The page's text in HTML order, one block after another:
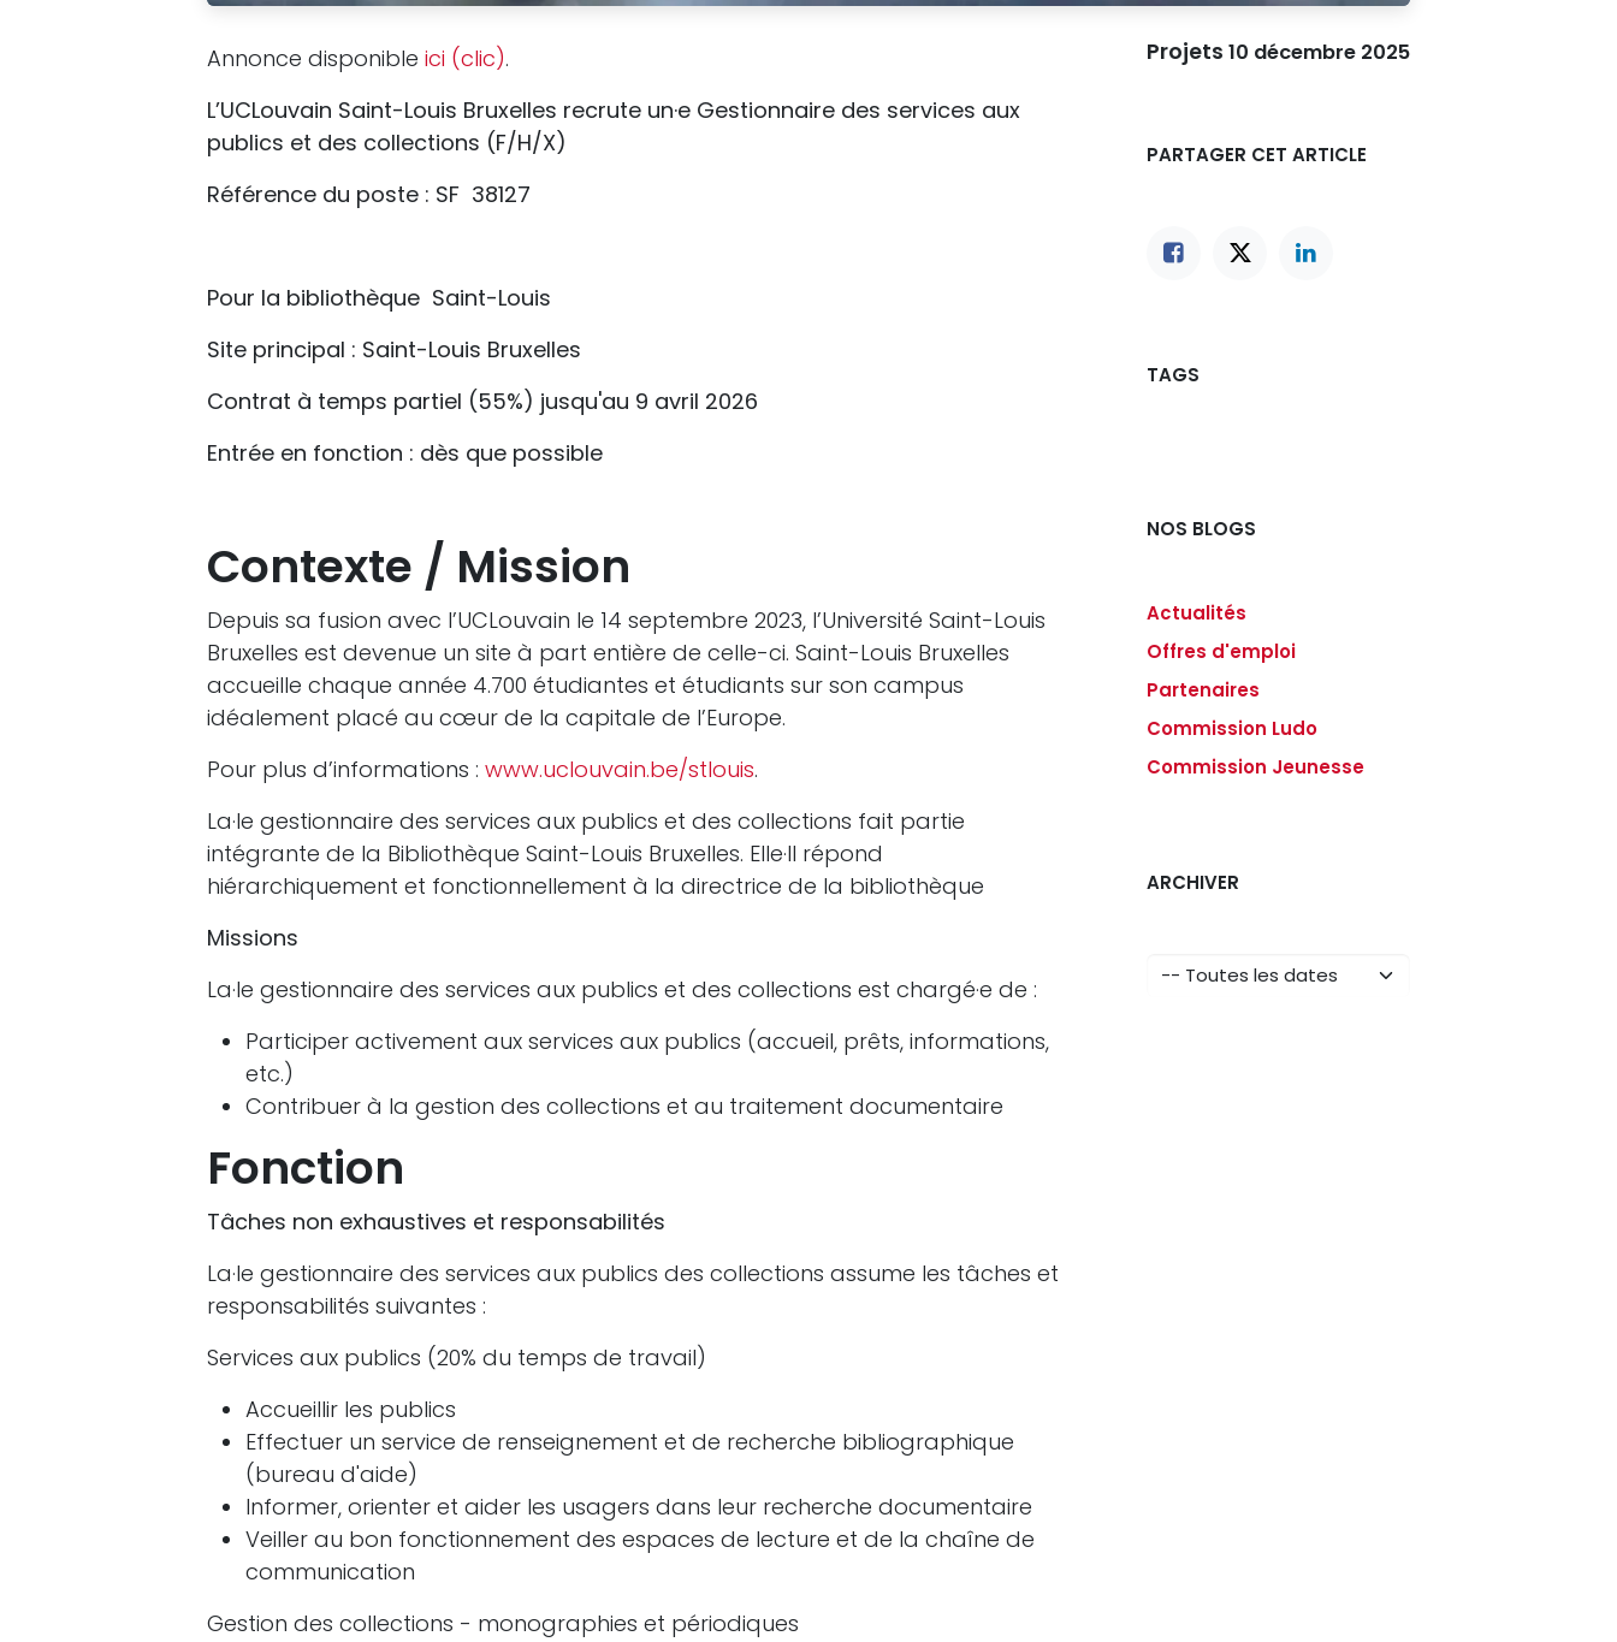
Annonce disponible ici (clic).
L’UCLouvain Saint-Louis Bruxelles recrute un·e Gestionnaire des services aux
publics et des collections (F/H/X)
Référence du poste : SF 38127
Pour la bibliothèque Saint-Louis
Site principal : Saint-Louis Bruxelles
Contrat à temps partiel (55%) jusqu'au 9 avril 2026
Entrée en fonction : dès que possible
Contexte / Mission
Depuis sa fusion avec l’UCLouvain le 14 septembre 2023, l’Université Saint-Louis
Bruxelles est devenue un site à part entière de celle-ci. Saint-Louis Bruxelles
accueille chaque année 4.700 étudiantes et étudiants sur son campus
idéalement placé au cœur de la capitale de l’Europe.
Pour plus d’informations : www.uclouvain.be/stlouis.
La·le gestionnaire des services aux publics et des collections fait partie
intégrante de la Bibliothèque Saint-Louis Bruxelles. Elle·Il répond
hiérarchiquement et fonctionnellement à la directrice de la bibliothèque
Missions
La·le gestionnaire des services aux publics et des collections est chargé·e de :
Participer activement aux services aux publics (accueil, prêts, informations,
etc.)
Contribuer à la gestion des collections et au traitement documentaire
Fonction
Tâches non exhaustives et responsabilités
La·le gestionnaire des services aux publics des collections assume les tâches et
responsabilités suivantes :
Services aux publics (20% du temps de travail)
Accueillir les publics
Effectuer un service de renseignement et de recherche bibliographique
(bureau d'aide)
Informer, orienter et aider les usagers dans leur recherche documentaire
Veiller au bon fonctionnement des espaces de lecture et de la chaîne de
communication
Gestion des collections - monographies et périodiques
Projets 10 décembre 2025
PARTAGER CET ARTICLE
TAGS
NOS BLOGS
Actualités
Offres d'emploi
Partenaires
Commission Ludo
Commission Jeunesse
ARCHIVER